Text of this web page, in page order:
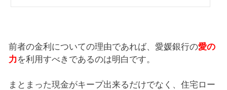
前者の金利についての理由であれば、愛媛銀行の愛の
力を利用すべきであるのは明白です。
まとまった現金がキープ出来るだけでなく、住宅ロー